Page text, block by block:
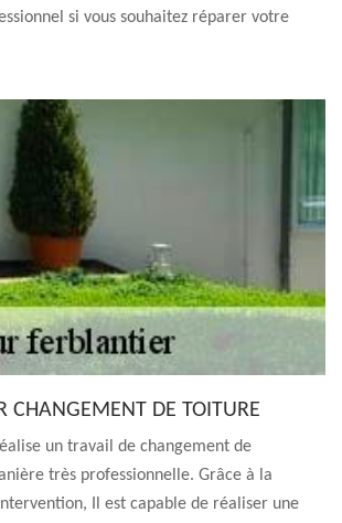
si vous souhaitez réparer votre
CHANGEMENT DE TOITURE
un travail de changement de
très professionnelle. Grâce à la
Il est capable de réaliser une